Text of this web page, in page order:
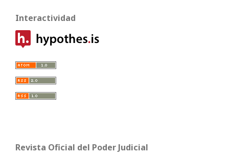
Interactividad
Revista Oficial del Poder Judicial